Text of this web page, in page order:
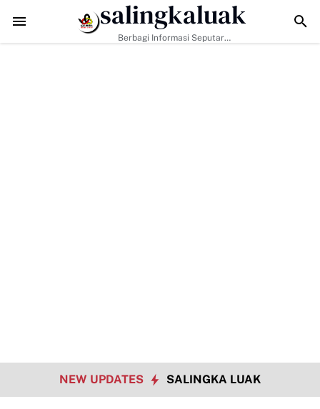
Tantangan Era Digital, Arisal Aziz Ajak Masyarakat Perkuat
salingkaluak
Berbagi Informasi Seputar
NEW UPDATES SALINGKA LUAK